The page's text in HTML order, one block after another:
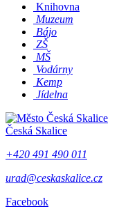
Knihovna
Muzeum
Bájo
ZŠ
MŠ
Vodárny
Kemp
Jídelna
Česká Skalice
+420 491 490 011
urad@ceskaskalice.cz
Facebook